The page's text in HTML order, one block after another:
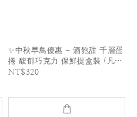
✨中秋早鳥優惠 - 酒飽甜 千層蛋
捲 馥郁巧克力 保鮮提盒裝 (凡購
買2盒即附紙袋一個)
NT$320